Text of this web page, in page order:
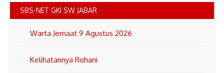
SBS-NET GKI SW JABAR
Warta Jemaat 9 Agustus 2026
Kelihatannya Rohani